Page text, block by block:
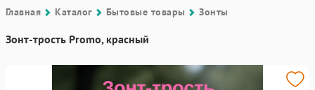
Главная Каталог Бытовые товары Зонты
Зонт-трость Promo, красный